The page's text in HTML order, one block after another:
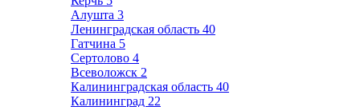
Алушта 3
Ленинградская область 40
Гатчина 5
Сертолово 4
Всеволожск 2
Калининградская область 40
Калининград 22